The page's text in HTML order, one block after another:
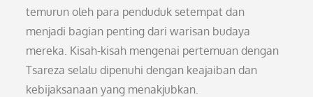
temurun oleh para penduduk setempat dan
menjadi bagian penting dari warisan budaya
mereka. Kisah-kisah mengenai pertemuan dengan
Tsareza selalu dipenuhi dengan keajaiban dan
kebijaksanaan yang menakjubkan.